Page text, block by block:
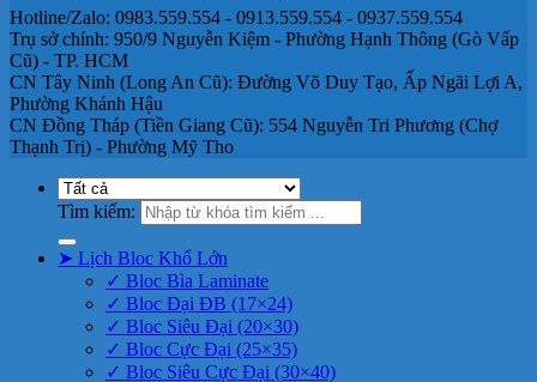
Hotline/Zalo: 0983.559.554 - 0913.559.554 - 0937.559.554
Trụ sở chính: 950/9 Nguyễn Kiệm - Phường Hạnh Thông (Gò Vấp
Cũ) - TP. HCM
CN Tây Ninh (Long An Cũ): Đường Võ Duy Tạo, Ấp Ngãi Lợi A,
Phường Khánh Hậu
CN Đồng Tháp (Tiền Giang Cũ): 554 Nguyễn Tri Phương (Chợ
Thạnh Trị) - Phường Mỹ Tho
Tìm kiếm:
➤ Lịch Bloc Khổ Lớn
✓ Bloc Bìa Laminate
✓ Bloc Đại ĐB (17×24)
✓ Bloc Siêu Đại (20×30)
✓ Bloc Cực Đại (25×35)
✓ Bloc Siêu Cực Đại (30×40)